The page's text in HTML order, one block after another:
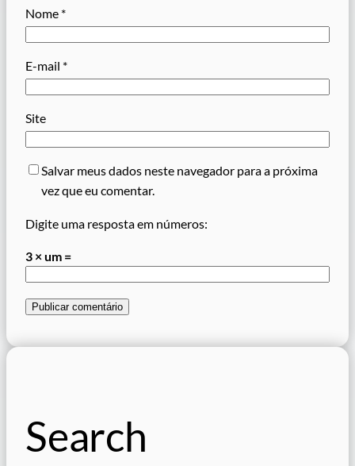
Nome *
E-mail *
Site
Salvar meus dados neste navegador para a próxima
vez que eu comentar.
Digite uma resposta em números:
3 × um =
Search